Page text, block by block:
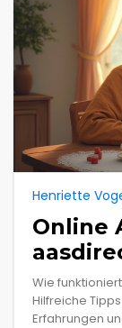
Henriette
Online
leicht
Wie
Hilfreiche
Erfahrungen